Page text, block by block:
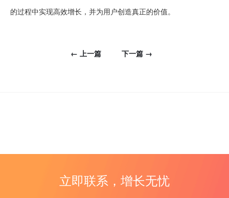
的过程中实现高效增长，并为用户创造真正的价值。
← 上一篇 下一篇 →
立即联系，增长无忧